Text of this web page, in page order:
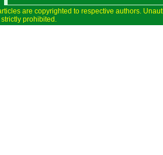
are copyrighted to respective authors.
prohibited.